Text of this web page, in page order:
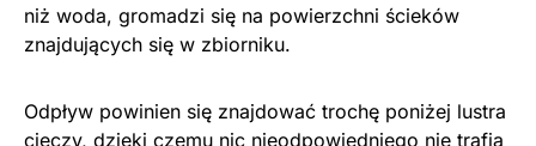
niż woda, gromadzi się na powierzchni ścieków
znajdujących się w zbiorniku.
Odpływ powinien się znajdować trochę poniżej lustra
cieczy, dzięki czemu nic nieodpowiedniego nie trafia